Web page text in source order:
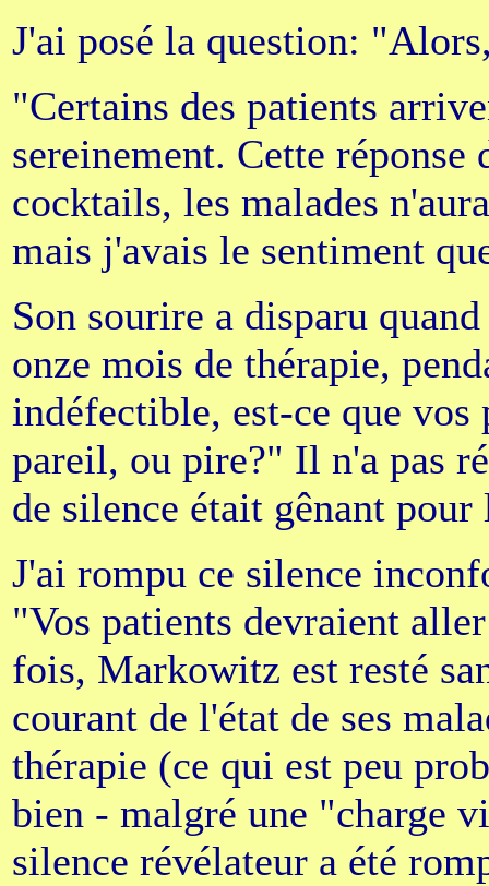
J'ai posé la question:
"Certains des patients
sereinement. Cette
cocktails, les malades
mais j'avais le sentiment
Son sourire a disparu
onze mois de thérapie,
indéfectible, est-ce que
pareil, ou pire?" Il n'a pas
de silence était gênant
J'ai rompu ce silence
"Vos patients devraient
fois, Markowitz est resté
courant de l'état de ses
thérapie (ce qui est peu
bien - malgré une "charge
silence révélateur a été